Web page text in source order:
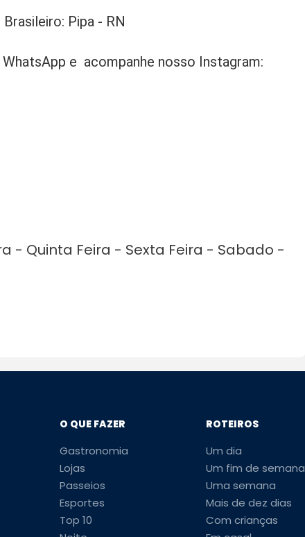
Pipa - RN
e acompanhe nosso Instagram:
- Quinta Feira - Sexta Feira - Sabado -
O QUE FAZER
Gastronomia
Lojas
Passeios
Esportes
Top 10
ROTEIROS
Um dia
Um fim de semana
Uma semana
Mais de dez dias
Com crianças